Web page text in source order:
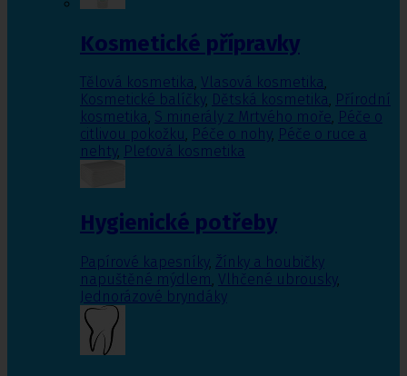
Kosmetické přípravky
Tělová kosmetika, Vlasová kosmetika,
Kosmetické balíčky, Dětská kosmetika, Přírodní
kosmetika, S minerály z Mrtvého moře, Péče o
citlivou pokožku, Péče o nohy, Péče o ruce a
nehty, Pleťová kosmetika
Hygienické potřeby
Papírové kapesníky, Žínky a houbičky
napuštěné mýdlem, Vlhčené ubrousky,
Jednorázové bryndáky